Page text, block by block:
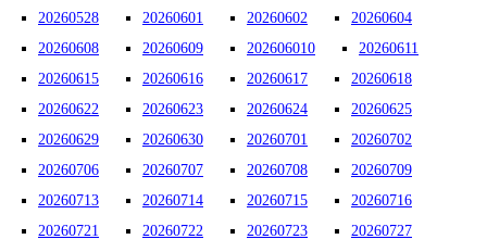
20260528
20260601 20260602
20260604
20260608
20260609 202606010
20260611
20260615
20260616 20260617
20260618
20260622
20260623 20260624
20260625
20260629
20260630 20260701
20260702
20260706
20260707 20260708
20260709
20260713
20260714 20260715
20260716
20260721
20260722 20260723
20260727